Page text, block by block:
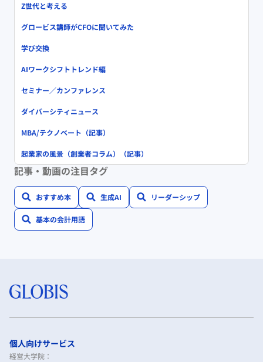
Z世代と考える
グロービス講師がCFOに聞いてみた
学び交換
AIワークシフトトレンド編
セミナー／カンファレンス
ダイバーシティニュース
MBA/テクノベート（記事）
起業家の風景（創業者コラム）（記事）
記事・動画の注目タグ
おすすめ本 生成AI リーダーシップ
基本の会計用語
個人向けサービス
経営大学院：